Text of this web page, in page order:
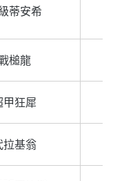
蒂安希
槌龍
甲狂犀
拉基翁